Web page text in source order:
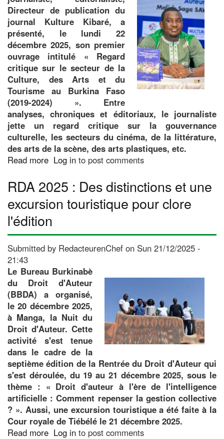
:
une
maison
vide,
une
mère
qui
attend,
un
enfant
qui
ne
comprend
pas...",
Auguste
Yves
Nébié
Directeur de publication du
journal Kulture Kibaré, a
présenté, le lundi 22
décembre 2025, son premier
ouvrage intitulé « Regard
critique sur le secteur de la
Culture, des Arts et du
Tourisme au Burkina Faso
(2019-2024) ». Entre
analyses, chroniques et éditoriaux, le journaliste
jette un regard critique sur la gouvernance
culturelle, les secteurs du cinéma, de la littérature,
des arts de la scène, des arts plastiques, etc.
Read more about
de
la
culture,
des
arts
du
au
Burkina
Faso
:
Le
regard
critique
du
journaliste
Malick
Saga
Sawadogo
Log in to post comments
RDA 2025 : Des distinctions et une
excursion touristique pour clore
l'édition
Submitted by RedacteurenChef on Sun 21/12/2025 -
21:43
Le Bureau Burkinabè
du Droit d'Auteur
(BBDA) a organisé,
le 20 décembre 2025,
à Manga, la Nuit du
Droit d'Auteur. Cette
activité s'est tenue
dans le cadre de la
septième édition de la Rentrée du Droit d'Auteur qui
s'est déroulée, du 19 au 21 décembre 2025, sous le
thème : « Droit d'auteur à l'ère de l'intelligence
artificielle : Comment repenser la gestion collective
? ». Aussi, une excursion touristique a été faite à la
Cour royale de Tiébélé le 21 décembre 2025.
Read more about
Log in to post comments